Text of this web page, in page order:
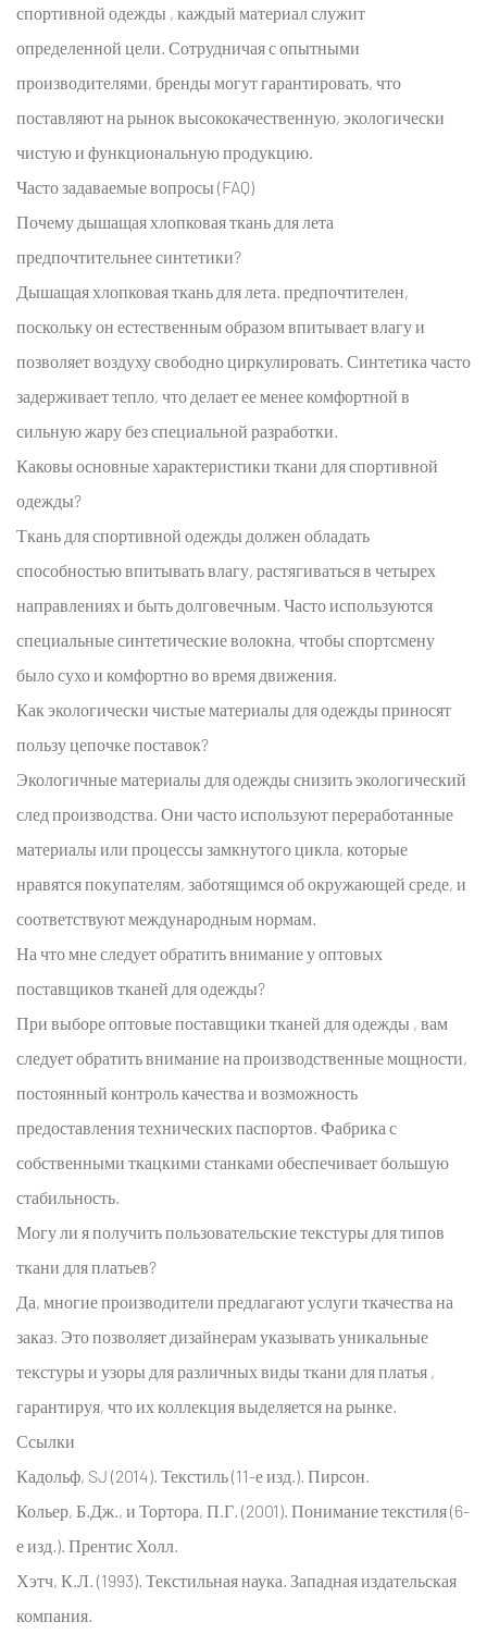
спортивной одежды , каждый материал служит
определенной цели. Сотрудничая с опытными
производителями, бренды могут гарантировать, что
поставляют на рынок высококачественную, экологически
чистую и функциональную продукцию.
Часто задаваемые вопросы (FAQ)
Почему дышащая хлопковая ткань для лета
предпочтительнее синтетики?
Дышащая хлопковая ткань для лета. предпочтителен,
поскольку он естественным образом впитывает влагу и
позволяет воздуху свободно циркулировать. Синтетика часто
задерживает тепло, что делает ее менее комфортной в
сильную жару без специальной разработки.
Каковы основные характеристики ткани для спортивной
одежды?
Ткань для спортивной одежды должен обладать
способностью впитывать влагу, растягиваться в четырех
направлениях и быть долговечным. Часто используются
специальные синтетические волокна, чтобы спортсмену
было сухо и комфортно во время движения.
Как экологически чистые материалы для одежды приносят
пользу цепочке поставок?
Экологичные материалы для одежды снизить экологический
след производства. Они часто используют переработанные
материалы или процессы замкнутого цикла, которые
нравятся покупателям, заботящимся об окружающей среде, и
соответствуют международным нормам.
На что мне следует обратить внимание у оптовых
поставщиков тканей для одежды?
При выбореоптовые поставщики тканей для одежды , вам
следует обратить внимание на производственные мощности,
постоянный контроль качества и возможность
предоставления технических паспортов. Фабрика с
собственными ткацкими станками обеспечивает большую
стабильность.
Могу ли я получить пользовательские текстуры для типов
ткани для платьев?
Да, многие производители предлагают услуги ткачества на
заказ. Это позволяет дизайнерам указывать уникальные
текстуры и узоры для различных виды ткани для платья ,
гарантируя, что их коллекция выделяется на рынке.
Ссылки
Кадольф, SJ (2014). Текстиль (11-е изд.). Пирсон.
Кольер, Б.Дж., и Тортора, П.Г. (2001). Понимание текстиля (6-
е изд.). Прентис Холл.
Хэтч, К.Л. (1993). Текстильная наука. Западная издательская
компания.